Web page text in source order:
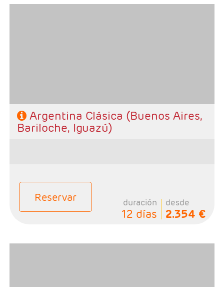
Argentina Clásica (Buenos Aires,
Bariloche, Iguazú)
Reservar duración
12 días
desde
2.354 €